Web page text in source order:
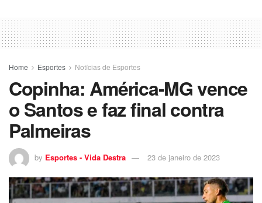
Home Esportes Notícias de Esportes
Copinha: América-MG vence
o Santos e faz final contra
Palmeiras
by Esportes - Vida Destra 23 de janeiro de 2023